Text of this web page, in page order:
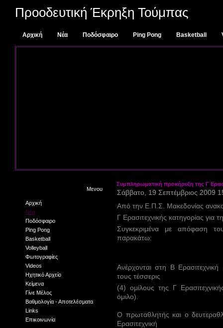
Προοδευτική Έκρηξη Τούμπας
Αρχική Νέα Ποδόσφαιρο Ping Pong Basketball
Μενου
Αρχική
Νέα
Ποδόσφαιρο
Ping Pong
Basketball
Volleyball
Φωτογραφίες
Videos
Ηχητικό Αρχείο
Κείμενα
Γίνε Μέλος
Βαθμολογία - Αποτελέσματα
Links
Επικοινωνία
Συμπληρωματική προκήρυξη της Γ
Σάββατο, 19 Σεπτέμβριος 2009
Από την Ε.Π.Σ. Μακεδονίας
Γ Ερασιτεχνικής κατηγορίας για
Συγκεκριμένα με απόφαση
παρακάτω:
Ανέρχονται στη Β
τους τέσσερις
(4) ομίλους της Γ
όμιλο).
Ο πρωταθλητής και ο
Ερασιτεχνική